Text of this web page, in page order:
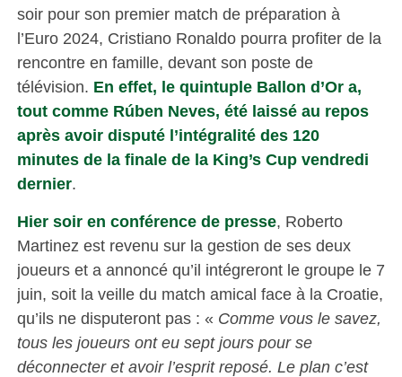
soir pour son premier match de préparation à
l’Euro 2024, Cristiano Ronaldo pourra profiter de la
rencontre en famille, devant son poste de
télévision. En effet, le quintuple Ballon d’Or a,
tout comme Rúben Neves, été laissé au repos
après avoir disputé l’intégralité des 120
minutes de la finale de la King’s Cup vendredi
dernier.
Hier soir en conférence de presse, Roberto
Martinez est revenu sur la gestion de ses deux
joueurs et a annoncé qu’il intégreront le groupe le 7
juin, soit la veille du match amical face à la Croatie,
qu’ils ne disputeront pas : « Comme vous le savez,
tous les joueurs ont eu sept jours pour se
déconnecter et avoir l’esprit reposé. Le plan c’est